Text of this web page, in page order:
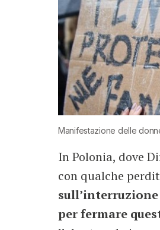
Manifestazione delle
In Polonia, dove
con qualche
per fermare